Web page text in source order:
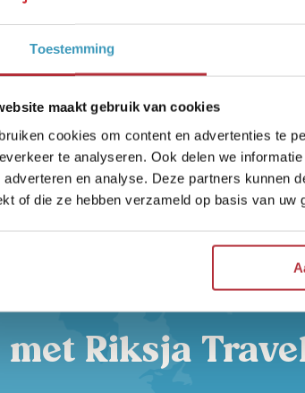
Toestemming
maakt gebruik van cookies
cookies om content en advertenties te
te analyseren. Ook delen we
adverteren en analyse. Deze partners kunnen
of die ze hebben verzameld op basis van uw
en inspiratie
over Indonesië met kinderen?
Riksja